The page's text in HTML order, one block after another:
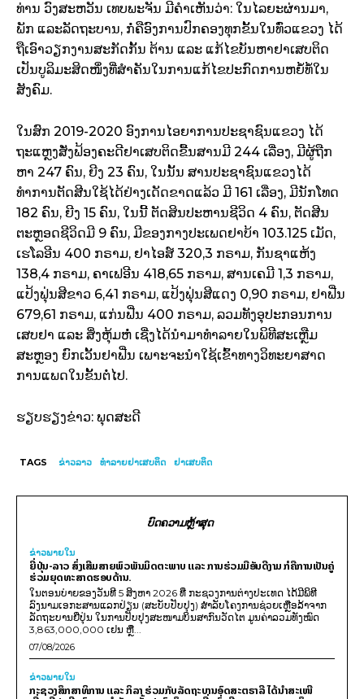
ທ່ານ ວົງສະຫວັນ ເທບພະຈັນ ມີຄຳເຫັນວ່າ: ໃນໄລຍະຜ່ານມາ,
ພັກ ແລະລັດຖະບານ, ກໍ່ຄືອົງການປົກຄອງທຸກຂັ້ນໃນທົ່ວແຂວງ ໄດ້
ຖືເອົາວຽກງານສະກັດກັ້ນ ຕ້ານ ແລະ ແກ້ໄຂບັນຫາຢາເສບຕິດ
ເປັນບູລິມະສິດໜຶ່ງທີ່ສໍາຄັນໃນການແກ້ໄຂປະກົດການຫຍໍ້ທໍ້ໃນ
ສັງຄົມ.
ໃນສົກ 2019-2020 ອົງການໄອຍາການປະຊາຊົນແຂວງ ໄດ້
ຖະແຫຼງສັ່ງຟ້ອງຄະດີຢາເສບຕິດຂື້ນສານມີ 244 ເລື່ອງ, ມີຜູ້ຖືກ
ຫາ 247 ຄົນ, ຍີງ 23 ຄົນ, ໃນນັ້ນ ສານປະຊາຊົນແຂວງໄດ້
ທຳການຕັດສີນໃຊ້ໄດ້ຢ່າງເດັດຂາດແລ້ວ ມີ 161 ເລື່ອງ, ມີນັກໂທດ
182 ຄົນ, ຍີງ 15 ຄົນ, ໃນນີ້ ຕັດສິນປະຫານຊີວິດ 4 ຄົນ, ຕັດສີນ
ຕະຫຼອດຊີວິດມີ 9 ຄົນ, ມີຂອງກາງປະເພດຢາບ້າ 103.125 ເມັດ,
ເຮໂລອີນ 400 ກຣາມ, ຢາໄອສ໌ 320,3 ກຣາມ, ກັນຊາແຫ້ງ
138,4 ກຣາມ, ຄາເຟອີນ 418,65 ກຣາມ, ສານເຄມີ 1,3 ກຣາມ,
ແປ້ງຟຸ່ນສີຂາວ 6,41 ກຣາມ, ແປ້ງຟຸ່ນສີແດງ 0,90 ກຣາມ, ຢາຟີ່ນ
679,61 ກຣາມ, ແກ່ນຟີ່ນ 400 ກຣາມ, ລວມທັງອຸປະກອນການ
ເສບຢາ ແລະ ສິ່ງຫຸ້ມຫໍ່ ເຊີ່ງໄດ້ນຳມາທຳລາຍໃນພິທີສະເຫຼືມ
ສະຫຼອງ ຍົກເວັ້ນຢາຟີ່ນ ເພາະຈະນຳໃຊ້ເຂົ້າທາງວິທະຍາສາດ
ການແພດໃນຂັ້ນຕໍ່ໄປ.
ຮຽບຮຽງຂ່າວ: ພຸດສະດີ
TAGS ຂ່າວລາວ ທຳລາຍຢາເສບຕິດ ຢາເສບຕິດ
ບົດຄວາມຫຼ້າສຸດ
ຂ່າວພາຍ​ໃນ
ຍີ່ປຸ່ນ-ລາວ ສົ່ງເສີມສາຍພົວພັນມິດຕະພາບ ແລະ ການຮ່ວມມືອັນດີງາມ ກໍຄືການເປັນຄູ່
ຮ່ວມຍຸດທະສາດຮອບດ້ານ.
ໃນຕອນບ່າຍຂອງວັນທີ 5 ສິງຫາ 2026 ທີ່ ກະຊວງການຕ່າງປະເທດ ໄດ້ມີພິທີ
ລົງນາມເອກະສານແລກປ່ຽນ (ສະບັບປັບປຸງ) ສໍາລັບໂຄງການຊ່ວຍເຫຼືອລ້າຈາກ
ລັດຖະບານຍີ່ປຸ່ນ ໃນການປັບປຸງສະໜາມບິນສາກົນວັດໄຕ ມູນຄ່າລວມທັງໝົດ
3,863,000,000 ເຢນ ຫຼື...
07/08/2026
ຂ່າວພາຍ​ໃນ
ກະຊວງສຶກສາທິການ ແລະ ກິລາ ຮ່ວມກັບລັດຖະບານອົດສະຕຣາລີ ໄດ້ນຳສະເໜີ